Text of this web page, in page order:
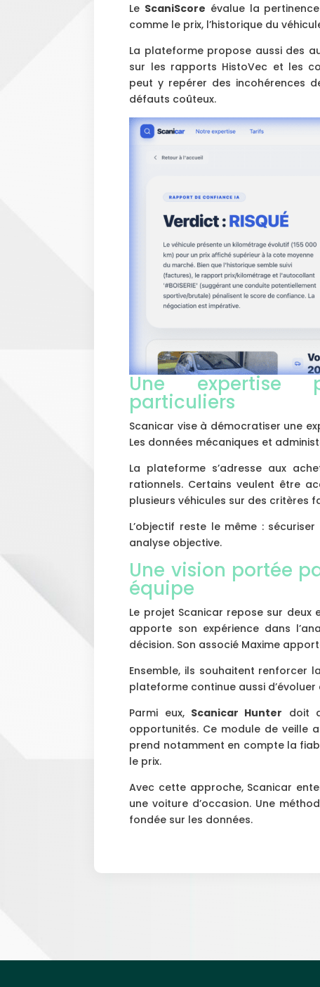
Le ScaniScore évalue la
comme le prix, l’historique du
La plateforme propose aussi des
sur les rapports HistoVec et les
peut y repérer des incohérences
défauts coûteux.
Une expertise
particuliers
Scanicar vise à démocratiser une
Les données mécaniques et
La plateforme s’adresse aux
rationnels. Certains veulent être
plusieurs véhicules sur des critères
L’objectif reste le même :
analyse objective.
Une vision portée
équipe
Le projet Scanicar repose sur deux
apporte son expérience dans
décision. Son associé Maxime
Ensemble, ils souhaitent renforcer
plateforme continue aussi
Parmi eux, Scanicar Hunter doit
opportunités. Ce module de veille
prend notamment en compte la
le prix.
Avec cette approche, Scanicar
une voiture d’occasion. Une
fondée sur les données.